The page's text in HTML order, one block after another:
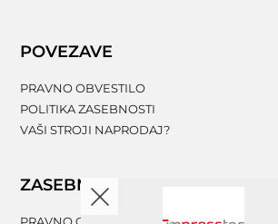
POVEZAVE
PRAVNO OBVESTILO
POLITIKA ZASEBNOSTI
VAŠI STROJI NAPRODAJ?
ZASEBNOST